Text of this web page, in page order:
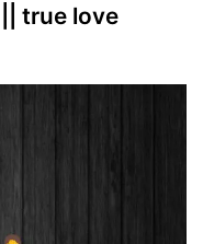
true love